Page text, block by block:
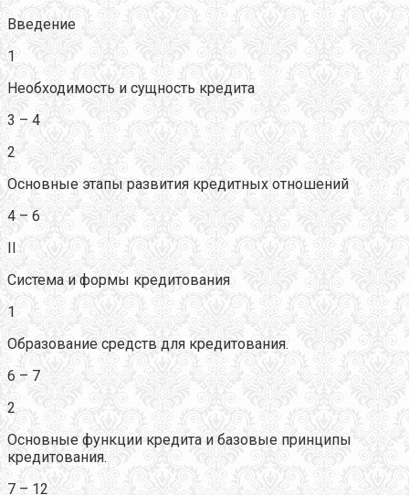
Введение
1
Необходимость и сущность кредита
3 – 4
2
Основные этапы развития кредитных отношений
4 – 6
II
Система и формы кредитования
1
Образование средств для кредитования.
6 – 7
2
Основные функции кредита и базовые принципы
кредитования.
7 – 12